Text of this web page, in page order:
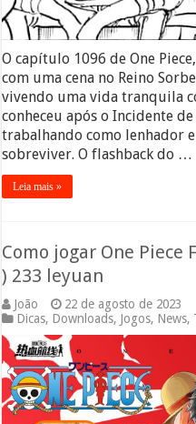
O capítulo 1096 de One
com uma cena no Reino
vivendo uma vida tranquila
conheceu após o Incidente
trabalhando como lenhador
sobreviver. O flashback do …
Leia mais »
Como jogar One
) 233 leyuan
João
22 de agosto de 2023
Dicas, Downloads, Jogos, News,